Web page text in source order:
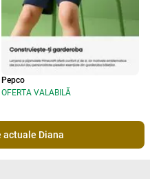
Pepco
OFERTA VALABILĂ
Diana